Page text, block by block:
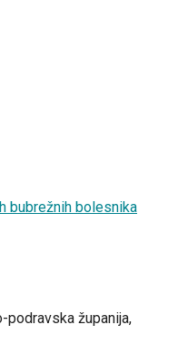
bubrežnih bolesnika
županija,